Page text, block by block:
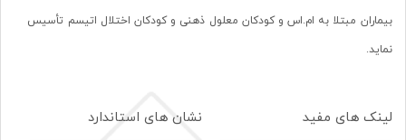
بیماران مبتلا به ام.اس و کودکان معلول ذهنی و کودکان اختلال اتیسم تأسیس
نماید.
لینک های مفید نشان های استاندارد